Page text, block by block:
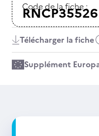
Code de la fiche :
RNCP35526
Télécharger la fiche
Supplément